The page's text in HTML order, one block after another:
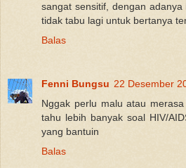
sangat sensitif, dengan
tidak tabu lagi untuk bertanya
Balas
Fenni Bungsu 22 Desember
Nggak perlu malu atau
tahu lebih banyak soal HIV/
yang bantuin
Balas